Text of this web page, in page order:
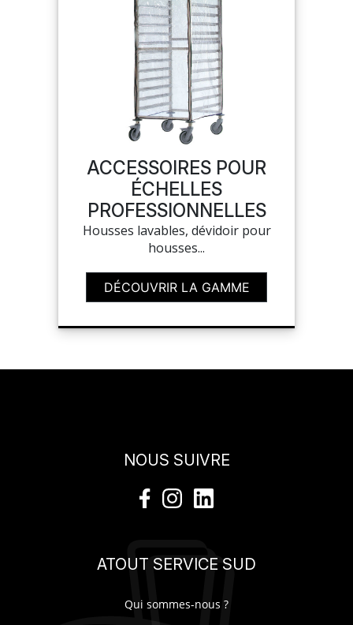
ACCESSOIRES POUR
ÉCHELLES
PROFESSIONNELLES
Housses lavables, dévidoir pour
housses...
DÉCOUVRIR LA GAMME
NOUS SUIVRE
ATOUT SERVICE SUD
Qui sommes-nous ?